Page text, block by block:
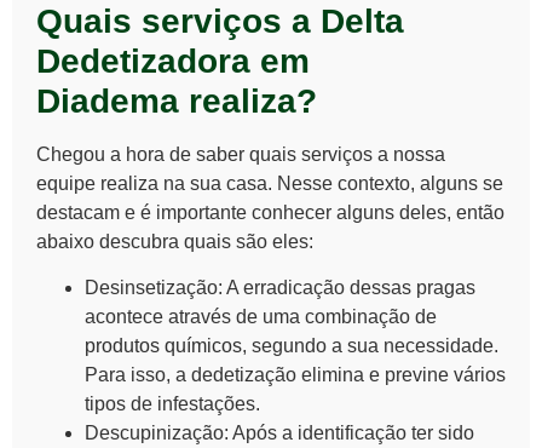
Quais serviços a Delta
Dedetizadora em
Diadema realiza?
Chegou a hora de saber quais serviços a nossa
equipe realiza na sua casa. Nesse contexto, alguns se
destacam e é importante conhecer alguns deles, então
abaixo descubra quais são eles:
Desinsetização: A erradicação dessas pragas
acontece através de uma combinação de
produtos químicos, segundo a sua necessidade.
Para isso, a dedetização elimina e previne vários
tipos de infestações.
Descupinização: Após a identificação ter sido